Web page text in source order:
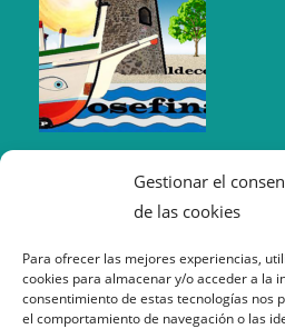
Gestionar el
de las cookies
Para ofrecer las mejores experiencias,
cookies para almacenar y/o acceder a la
consentimiento de estas tecnologías nos
el comportamiento de navegación o las